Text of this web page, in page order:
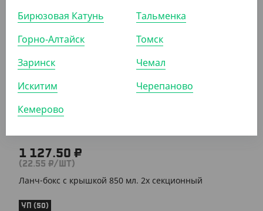
УП (50) КОР (300)
1 127.50 ₽
(22.55 ₽/ШТ)
Ланч-бокс с крышкой 850 мл. 2х секционный
УП (50)
Бирюзовая Катунь
Горно-Алтайск
Заринск
Искитим
Кемерово
Тальменка
Томск
Чемал
Черепаново